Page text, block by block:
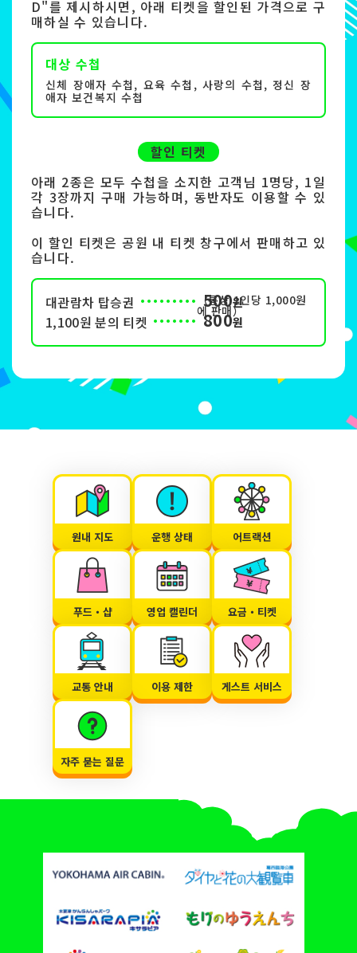
D"를 제시하시면, 아래 티켓을 할인된 가격으로 구
매하실 수 있습니다.
대상 수첩
신체 장애자 수첩, 요육 수첩, 사랑의 수첩, 정신 장
애자 보건복지 수첩
할인 티켓
아래 2종은 모두 수첩을 소지한 고객님 1명당, 1일
각 3장까지 구매 가능하며, 동반자도 이용할 수 있
습니다.
이 할인 티켓은 공원 내 티켓 창구에서 판매하고 있
습니다.
대관람차 탑승권 500원
（통상 1인당 1,000원
에 판매）
1,100원 분의 티켓 800원
원내 지도 운행 상태 어트랙션
푸드・샵 영업 캘린더 요금・티켓
교통 안내 이용 제한 게스트 서비스
자주 묻는 질문